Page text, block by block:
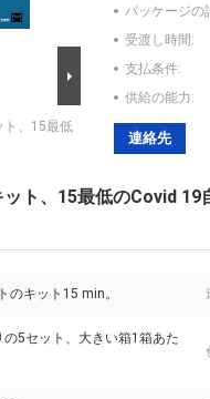
ト、15最低
パッケージの
受渡し時間:
支払条件:
供給の能力:
連絡先
ト、15最低のCovid
のキット15 min。
の5セット、大きい箱1箱あた